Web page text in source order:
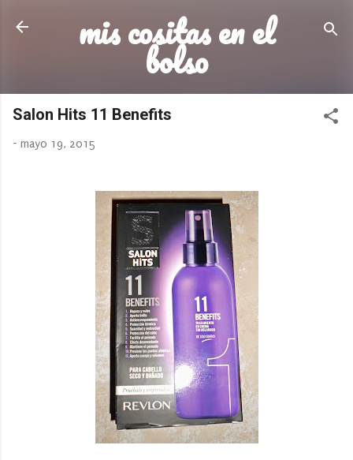
Ir al contenido principal
mis cositas en el
bolso
Salon Hits 11 Benefits
- mayo 19, 2015